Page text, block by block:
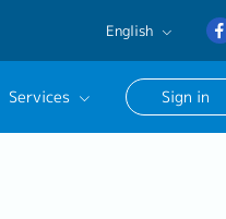
English
English
日本語
Services Sign in